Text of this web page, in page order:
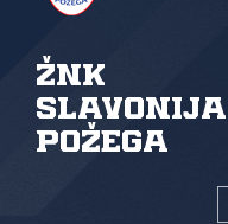
ŽNK
Slavonija
Požega